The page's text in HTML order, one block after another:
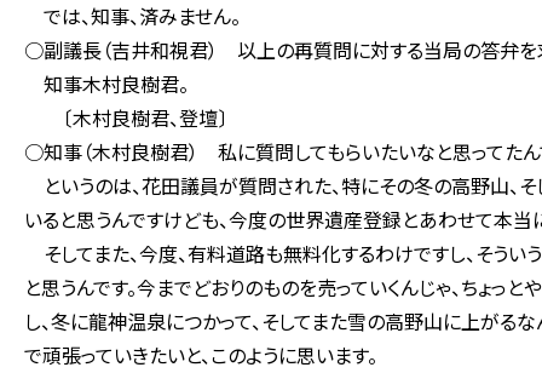
では、知事、済みません。
○副議長（吉井和視君） 以上の再質問に対する当局の答弁を
知事木村良樹君。
〔木村良樹君、登壇〕
○知事（木村良樹君） 私に質問してもらいたいなと思ってたん
というのは、花田議員が質問された、特にその冬の高野山
いると思うんですけども、今度の世界遺産登録とあわせて本
そしてまた、今度、有料道路も無料化するわけですし、そう
と思うんです。今までどおりのものを売っていくんじゃ、ちょ
し、冬に龍神温泉につかって、そしてまた雪の高野山に上がる
で頑張っていきたいと、このように思います。